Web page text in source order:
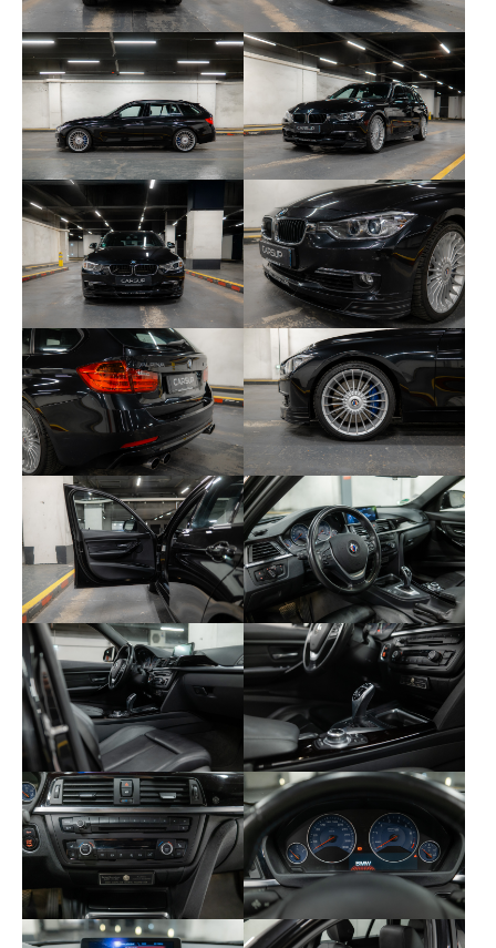
GmbH (Allemagne)
21/11/2018 – Autohaus Maier Glonn (Allemagne)
30/11/2021 à 74 370 km – DEKRA / Autohaus
Schlöffel (Allemagne)
26/06/2024 à 103 317 km – AUTOCONTROL
(France)
12/11/2024 à 103 590 km – J.M Cars Passion
(France)
Les consommables sont en bon état général.
Aucune modification n’a été apportée à cet
exemplaire. Aucun remplacement notable n’est à
signaler et aucun frais n’est à prévoir.
À noter que le véhicule est également fourni avec
un jeu de jantes Alpina hiver.
Cette Alpina B3 est accompagnée de deux clés,
ainsi que du certificat de situation administrative,
du carnet d’entretien, des factures, du contrôle
technique et d’un rapport CarVertical.
Une Alpina B3 Touring xDrive rare et discrète,
combinant performances de haut niveau, confort
et exclusivité, idéale pour un usage polyvalent sans
compromis.